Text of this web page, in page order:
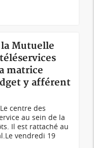
Mutuelle
matrice
y afférent
centre des
au sein de la
Il est rattaché au
vendredi 19